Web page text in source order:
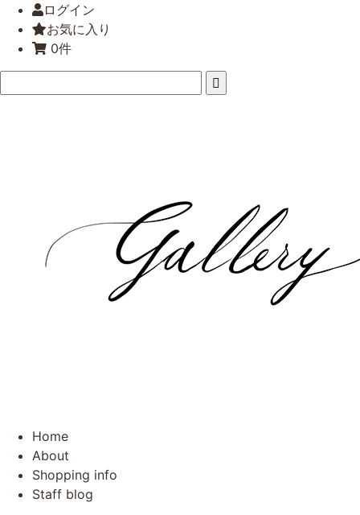
ログイン
お気に入り
0件
Home
About
Shopping info
Staff blog